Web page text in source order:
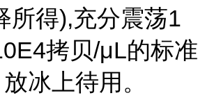
所得),充分震荡1
拷贝/μL的标准
冰上待用。